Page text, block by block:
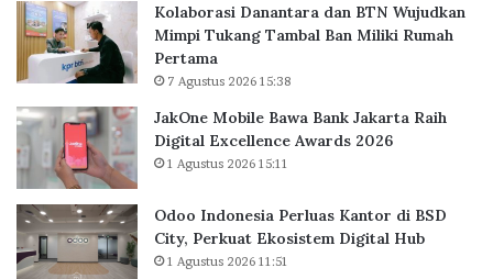
e
k
r
B
a
r
u
6
2
.
Kolaborasi Danantara dan BTN Wujudkan
Mimpi Tukang Tambal Ban Miliki Rumah
Pertama
7 Agustus 2026 15:38
JakOne Mobile Bawa Bank Jakarta Raih
Digital Excellence Awards 2026
1 Agustus 2026 15:11
Odoo Indonesia Perluas Kantor di BSD
City, Perkuat Ekosistem Digital Hub
1 Agustus 2026 11:51